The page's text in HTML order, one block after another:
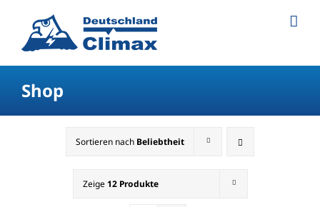
Shop
Sortieren nach Beliebtheit
Zeige 12 Produkte